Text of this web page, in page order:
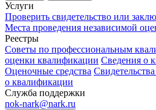
Услуги
Проверить свидетельство или
Места проведения независимой
Реестры
Советы по профессиональным
оценки квалификации Сведения о
Оценочные средства
о квалификации
Служба поддержки
nok-nark@nark.ru